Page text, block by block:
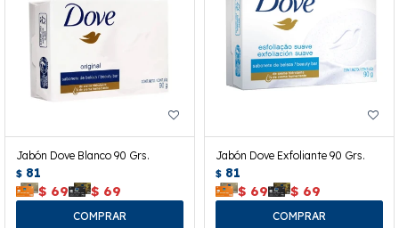
Jabón Dove Blanco 90 Grs.
$ 81
$ 69 $ 69
Jabón Dove Exfoliante 90 Grs.
$ 81
$ 69 $ 69